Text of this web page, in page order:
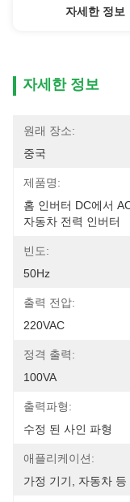
자세한 정보
자세한 정보
원래 장소:
중국
제품명:
홈 인버터 DC에서
자동차 전력 인버터
빈도:
50Hz
출력 전압:
220VAC
정격 출력:
100VA
출력파형:
수정 된 사인 파형
애플리케이션:
가정 기기, 자동차 등